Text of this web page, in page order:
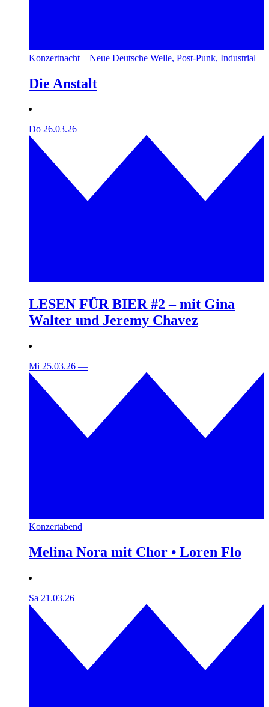
Konzertnacht – Neue Deutsche Welle, Post-Punk, Industrial
Die Anstalt
Do 26.03.26 —
LESEN FÜR BIER #2 – mit Gina
Walter und Jeremy Chavez
Mi 25.03.26 —
Konzertabend
Melina Nora mit Chor • Loren Flo
Sa 21.03.26 —